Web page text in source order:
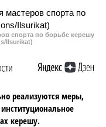
спорта по борьбе керешу
Ilsurikat)
реализуются меры,
керешу.